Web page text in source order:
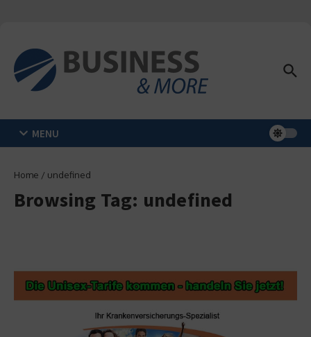
MENU
Home / undefined
Browsing Tag: undefined